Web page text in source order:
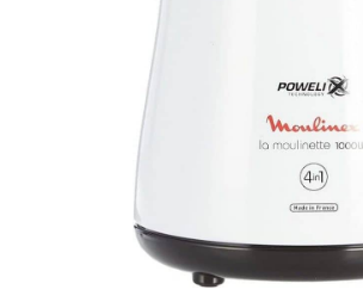
【
presque toutes les recettes.
maximale, l'appareil reste
protégé contre la surchauffe. Si le
trop chaud, il s'éteint
sécurisée grâce à ses pieds